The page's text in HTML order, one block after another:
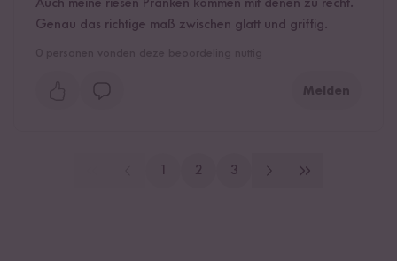
Auch meine riesen Pranken kommen mit denen zu recht.
Genau das richtige maß zwischen glatt und griffig.
Melden
2 3